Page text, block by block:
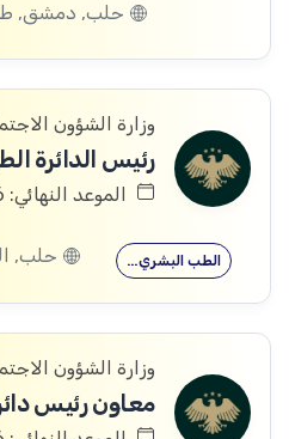
وزارة الشؤون
رئيس الدائرة
الموعد النهائي: 04/08/2026
الطب البشري…
وزارة الشؤون
معاون رئيس